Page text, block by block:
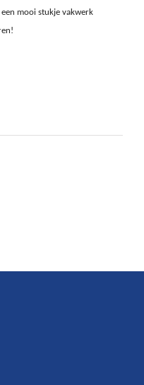
mooi stukje vakwerk